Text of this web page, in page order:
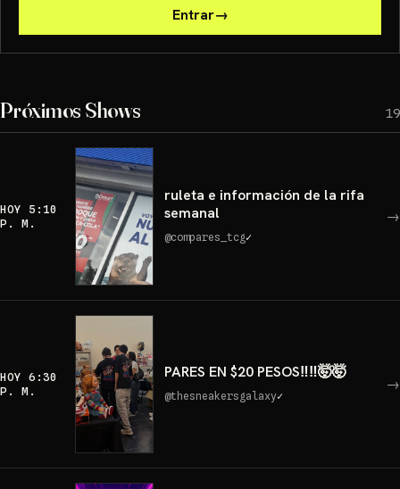
Entrar→
Próximos Shows 19
HOY 5:10
P. M.
ruleta e información de la rifa
semanal
@compares_tcg✓
→
HOY 6:30
P. M.
PARES EN $20 PESOS‼️‼️🤯🤯
@thesneakersgalaxy✓
→